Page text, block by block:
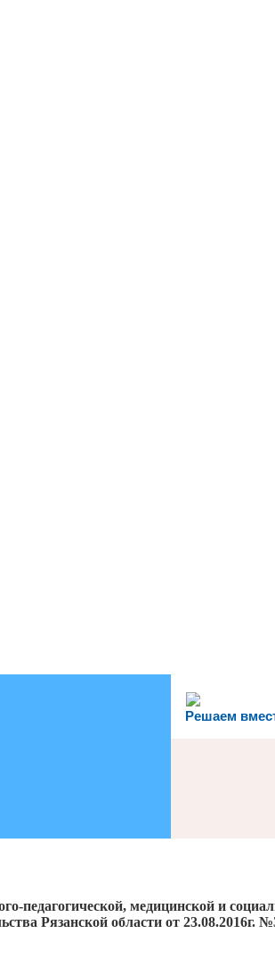
Решаем
педагогической, медицинской и
Рязанской области от 23.08.2016г.